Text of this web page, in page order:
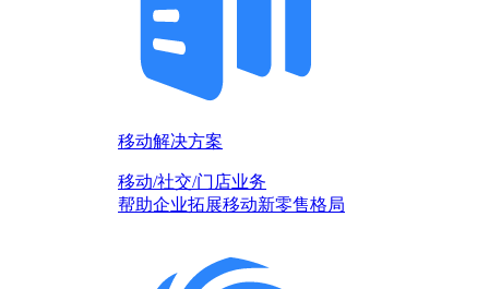
移动解决方案
移动/社交/门店业务
帮助企业拓展移动新零售格局